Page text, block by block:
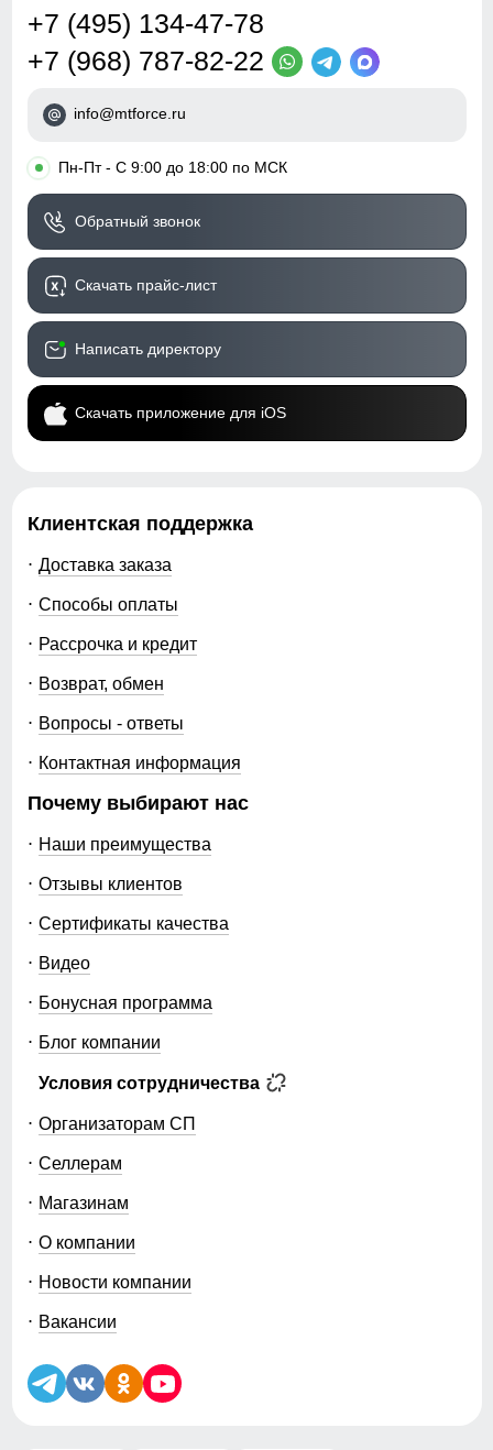
+7 (495) 134-47-78
+7 (968) 787-82-22
info@mtforce.ru
• Пн-Пт - С 9:00 до 18:00 по МСК
Обратный звонок
Скачать прайс-лист
Написать директору
Скачать приложение для iOS
Клиентская поддержка
Доставка заказа
Способы оплаты
Рассрочка и кредит
Возврат, обмен
Вопросы - ответы
Контактная информация
Почему выбирают нас
Наши преимущества
Отзывы клиентов
Сертификаты качества
Видео
Бонусная программа
Блог компании
Условия сотрудничества
Организаторам СП
Селлерам
Магазинам
О компании
Новости компании
Вакансии